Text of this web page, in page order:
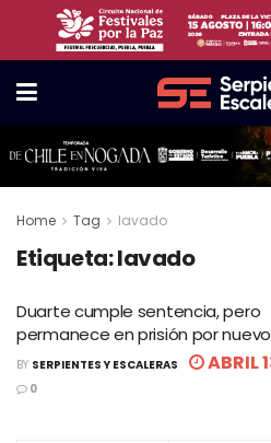
Home Tag lavado
Etiqueta:lavado
Duarte cumple sentencia, pero
permanece en prisión por
BY SERPIENTES Y ESCALERAS ABRIL
0